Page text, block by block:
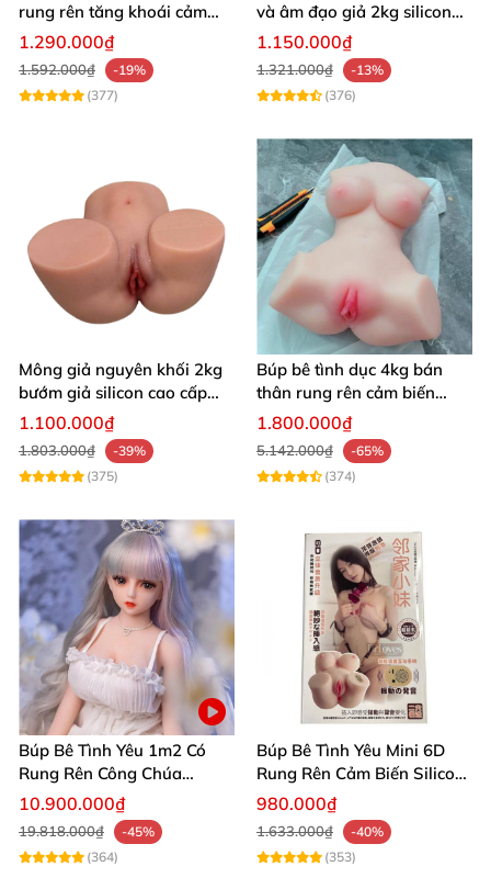
rung rên tăng khoái cảm
thủ dâm dễ dàng thoải mái
1.290.000₫
1.592.000₫
-19%
(377)
và âm đạo giả 2kg silicon
nguyên khối cao cấp
1.150.000₫
1.321.000₫
-13%
(376)
Mông giả nguyên khối 2kg
bướm giả silicon cao cấp
giá rẻ hotgirl Nhật Bản 18+
1.100.000₫
1.803.000₫
-39%
(375)
Búp bê tình dục 4kg bán
thân rung rên cảm biến
chân xoè hồng hào như
1.800.000₫
5.142.000₫
-65%
(374)
Búp Bê Tình Yêu 1m2 Có
Rung Rên Công Chúa
Anime Xinh Đẹp
10.900.000₫
19.818.000₫
-45%
(364)
Búp Bê Tình Yêu Mini 6D
Rung Rên Cảm Biến Silicon
Mềm Mịn
980.000₫
1.633.000₫
-40%
(353)